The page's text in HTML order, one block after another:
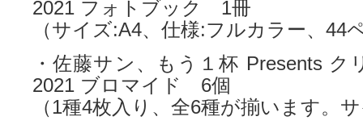
2021 フォトブック 1冊
（サイズ:A4、仕様:フルカラー、44
・佐藤サン、もう１杯 Presents
2021 ブロマイド 6個
（1種4枚入り、全6種が揃います。